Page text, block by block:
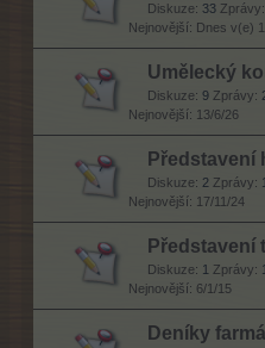
Diskuze: 33 Zprávy:
Dnes v(e)
Umělecký
Diskuze: 9 Zprávy:
13/6/26
Představení
Diskuze: 2 Zprávy:
17/11/24
Představení
Diskuze: 1 Zprávy: 1
6/1/15
Deníky